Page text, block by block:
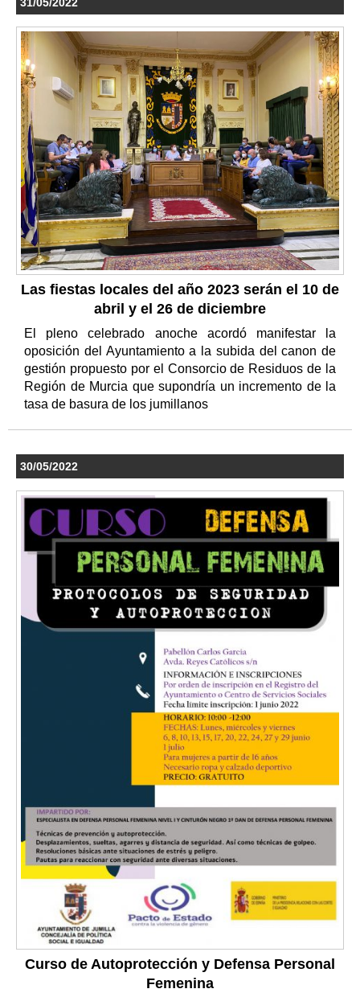
Las fiestas locales del año 2023 serán el 10 de
abril y el 26 de diciembre
El pleno celebrado anoche acordó manifestar la
oposición del Ayuntamiento a la subida del canon de
gestión propuesto por el Consorcio de Residuos de la
Región de Murcia que supondría un incremento de la
tasa de basura de los jumillanos
30/05/2022
Curso de Autoprotección y Defensa Personal
Femenina